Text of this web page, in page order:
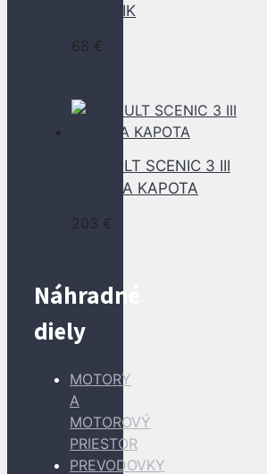
BLATNIK
68 €
RENAULT SCENIC 3 III
PREDNA KAPOTA
203 €
Náhradné
diely
MOTORY
A
MOTOROVÝ
PRIESTOR
PREVODOVKY